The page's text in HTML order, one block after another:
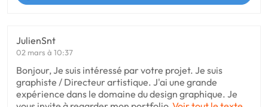
JulienSnt
02 mars à 10:37
Bonjour, Je suis intéressé par votre projet. Je suis
graphiste / Directeur artistique. J'ai une grande
expérience dans le domaine du design graphique. Je